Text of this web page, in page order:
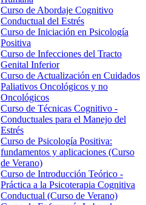
Curso de Abordaje Cognitivo
Conductual del Estrés
Curso de Iniciación en Psicología
Positiva
Curso de Infecciones del Tracto
Genital Inferior
Curso de Actualización en Cuidados
Paliativos Oncológicos y no
Oncológicos
Curso de Técnicas Cognitivo -
Conductuales para el Manejo del
Estrés
Curso de Psicología Positiva:
fundamentos y aplicaciones (Curso
de Verano)
Curso de Introducción Teórico -
Práctica a la Psicoterapia Cognitiva
Conductual (Curso de Verano)